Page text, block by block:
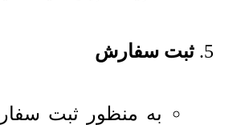
ثبت سفارش
به منظور ثبت